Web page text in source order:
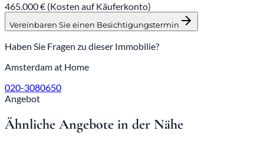
465.000 € (Kosten auf Käuferkonto)
Vereinbaren Sie einen Besichtigungstermin
Haben Sie Fragen zu dieser Immobilie?
Amsterdam at Home
020-3080650
Angebot
Ähnliche Angebote in der Nähe